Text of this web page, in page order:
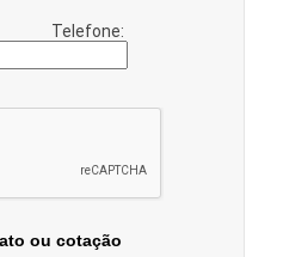
Telefone:
ou cotação